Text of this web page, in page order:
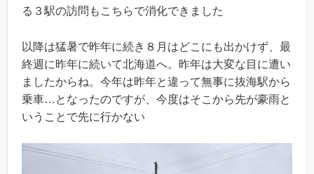
る３駅の訪問もこちらで消化できました
以降は猛暑で昨年に続き８月はどこにも出かけず、最
終週に昨年に続いて北海道へ。昨年は大変な目に遭い
ましたからね。今年は昨年と違って無事に抜海駅から
乗車…となったのですが、今度はそこから先が豪雨と
いうことで先に行かない